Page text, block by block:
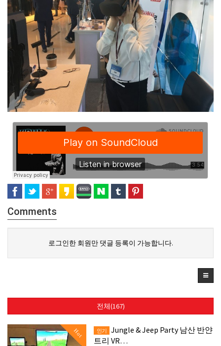
Comments
로그인한 회원만 댓글 등록이 가능합니다.
전체(167)
Hot 인기
Jungle & Jeep Party 남산 반얀
트리 VR…